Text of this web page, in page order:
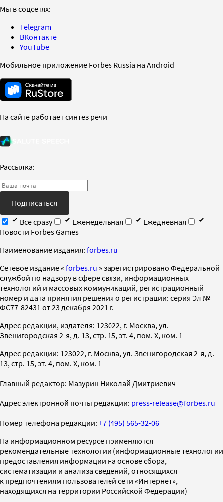
Мы в соцсетях:
Telegram
ВКонтакте
YouTube
Мобильное приложение Forbes Russia на Android
На сайте работает синтез речи
Рассылка:
Подписаться
Все сразу
Еженедельная
Ежедневная
Новости Forbes Games
Наименование издания: forbes.ru
Cетевое издание « forbes.ru » зарегистрировано Федеральной
службой по надзору в сфере связи, информационных
технологий и массовых коммуникаций, регистрационный
номер и дата принятия решения о регистрации: серия Эл №
ФС77-82431 от 23 декабря 2021 г.
Адрес редакции, издателя: 123022, г. Москва, ул.
Звенигородская 2-я, д. 13, стр. 15, эт. 4, пом. X, ком. 1
Адрес редакции: 123022, г. Москва, ул. Звенигородская 2-я, д.
13, стр. 15, эт. 4, пом. X, ком. 1
Главный редактор: Мазурин Николай Дмитриевич
Адрес электронной почты редакции: press-release@forbes.ru
Номер телефона редакции: +7 (495) 565-32-06
На информационном ресурсе применяются
рекомендательные технологии (информационные технологии
предоставления информации на основе сбора,
систематизации и анализа сведений, относящихся
к предпочтениям пользователей сети «Интернет»,
находящихся на территории Российской Федерации)